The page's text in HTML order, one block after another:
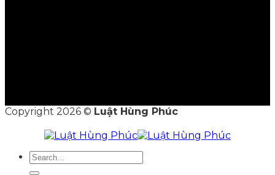
Copyright 2026 © Luật Hùng Phúc